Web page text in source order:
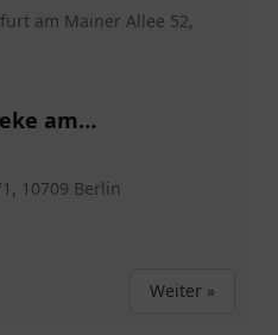
am Mainer Allee 52,
am
/ Kurfürstendamm
10709 Berlin
Weiter »